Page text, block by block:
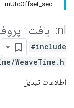
mUtcOffset_sec
nl
:: بافت::
#include
اطلاعات تبدیل